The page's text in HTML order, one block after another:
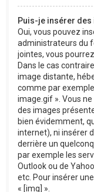
Puis-je insérer des
Oui, vous pouvez
administrateurs du
jointes, vous
Dans le cas
image distante,
comme par
image.gif ». Vous
des images
bien évidemment,
internet), ni insérer
derrière un
par exemple les
Outlook ou de
etc. Pour insérer
« [img] ».